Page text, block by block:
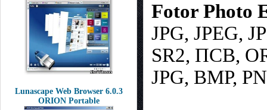
Lunascape Web Browser 6.0.3
ORION Portable
Fotor Photo
JPG, JPEG,
SR2, ПСВ,
JPG, BMP,